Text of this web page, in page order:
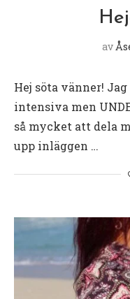
av
Hej söta vänner!
intensiva men
så mycket att dela
upp inläggen …